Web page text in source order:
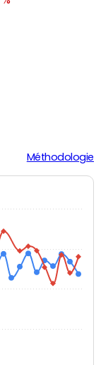
Méthodologie